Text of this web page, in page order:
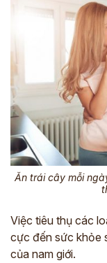
Ăn trái cây mỗi
Việc tiêu thụ các
cực đến sức khỏe
của nam giới.